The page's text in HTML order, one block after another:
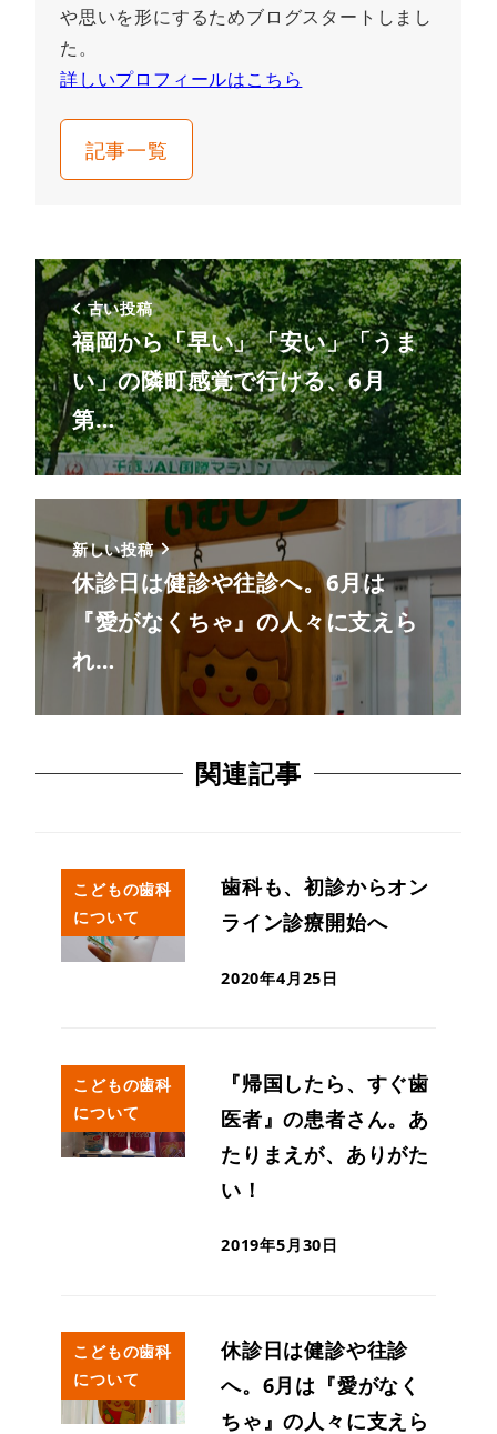
や思いを形にするためブログスタートしまし
た。
詳しいプロフィールはこちら
記事一覧
古い投稿
福岡から「早い」「安い」「うま
い」の隣町感覚で行ける、6月
第…
新しい投稿
休診日は健診や往診へ。6月は
『愛がなくちゃ』の人々に支えら
れ…
関連記事
こどもの歯科
について
歯科も、初診からオン
ライン診療開始へ
2020年4月25日
こどもの歯科
について
『帰国したら、すぐ歯
医者』の患者さん。あ
たりまえが、ありがた
い！
2019年5月30日
こどもの歯科
について
休診日は健診や往診
へ。6月は『愛がなく
ちゃ』の人々に支えら